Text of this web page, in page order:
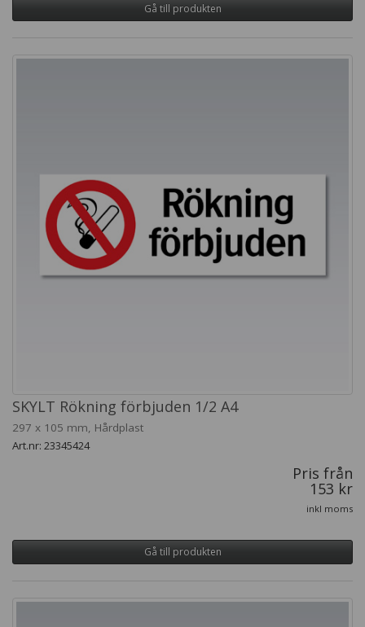
Gå till produkten
SKYLT Rökning förbjuden 1/2 A4
297 x 105 mm, Hårdplast
Art.nr: 23345424
Pris från
153 kr
inkl moms
Gå till produkten